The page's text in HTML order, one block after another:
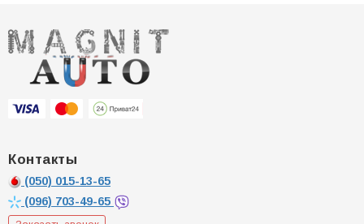
Контакты
(050) 015-13-65
(096) 703-49-65